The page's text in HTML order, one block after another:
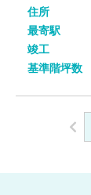
住所
最寄駅
竣工
基準階坪数